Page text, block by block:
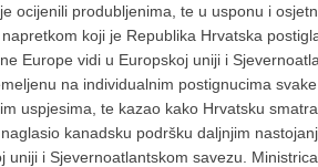
ocijenili produbljenima, te u usponu i
koji je Republika Hrvatska
Europe vidi u Europskoj uniji i
na individualnim postignucima
uspjesima, te kazao kako Hrvatsku
kanadsku podršku daljnjim
uniji i Sjevernoatlantskom savezu.